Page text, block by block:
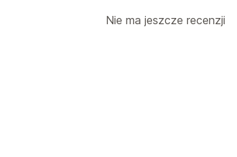
Niestandardowe pulpityNie ma jeszcze recenzji